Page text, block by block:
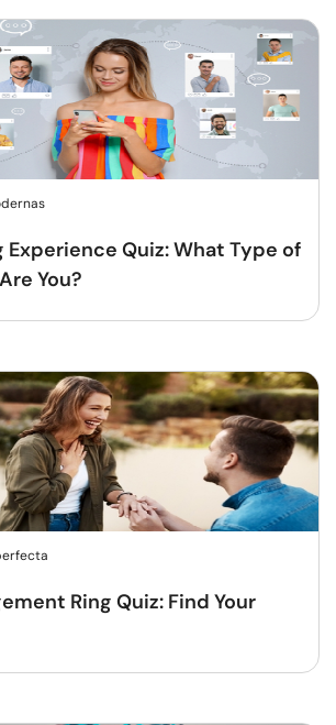
Experience Quiz: What Type of
You?
Ring Quiz: Find Your